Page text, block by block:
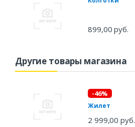
899,00 руб.
Другие товары магазина
-46%
Жилет
2 999,00 руб.